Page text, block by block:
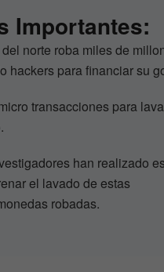
Importantes:
norte roba miles de
hackers para financiar su
transacciones para
han realizado
el lavado de estas
robadas.